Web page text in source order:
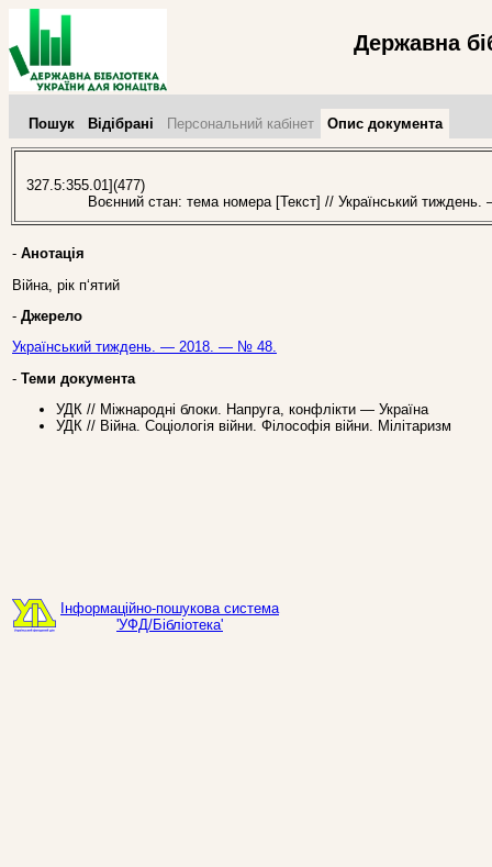
Державна
Пошук Відібрані Персональний кабінет Опис документа
327.5:355.01](477)
Воєнний стан: тема номера [Текст] // Український
- Анотація
Війна, рік п‘ятий
- Джерело
Український тиждень. — 2018. — № 48.
- Теми документа
УДК // Міжнародні блоки. Напруга, конфлікти — Україна
УДК // Війна. Соціологія війни. Філософія війни. Мілітаризм
Інформаційно-пошукова система
'УФД/Бібліотека'